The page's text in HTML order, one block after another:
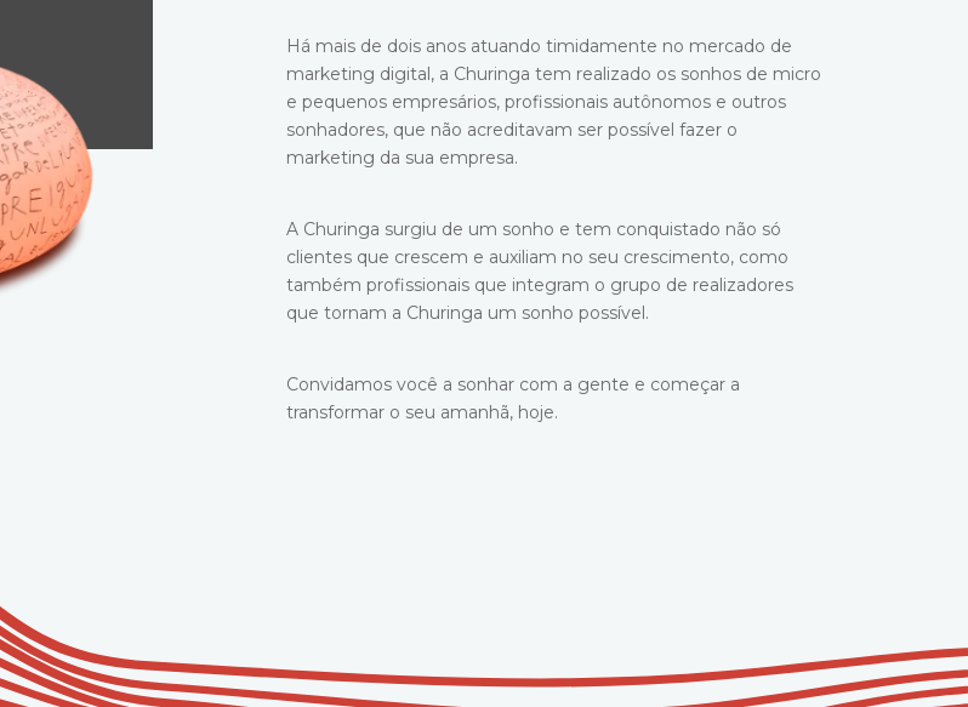
Há mais de dois anos atuando timidamente no mercado de
marketing digital, a Churinga tem realizado os sonhos de micro
e pequenos empresários, profissionais autônomos e outros
sonhadores, que não acreditavam ser possível fazer o
marketing da sua empresa.
A Churinga surgiu de um sonho e tem conquistado não só
clientes que crescem e auxiliam no seu crescimento, como
também profissionais que integram o grupo de realizadores
que tornam a Churinga um sonho possível.
Convidamos você a sonhar com a gente e começar a
transformar o seu amanhã, hoje.